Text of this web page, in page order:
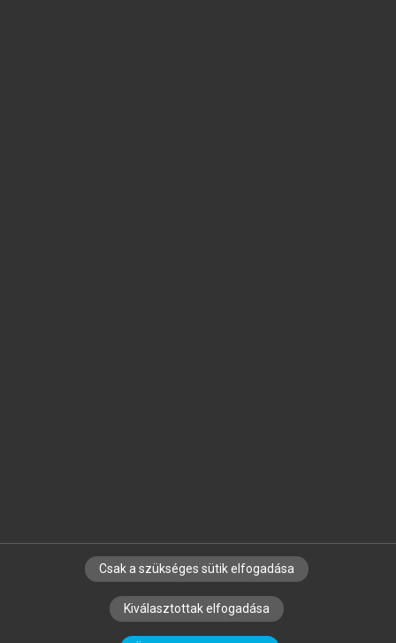
SZERZŐKNEK CÉGEKNEK KÖNYVTÁROSOKNAK
SZERKESZTÉSI ÉS LEKTORÁLÁSI ALAPELVEK
Csak a szükséges sütik elfogadása
Kiválasztottak elfogadása